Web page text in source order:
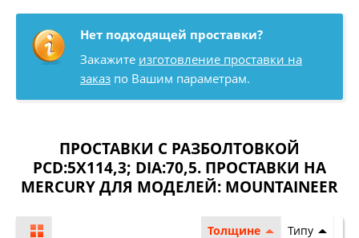
Нет подходящей проставки?
Закажите изготовление проставки на
заказ по Вашим параметрам.
ПРОСТАВКИ С РАЗБОЛТОВКОЙ
PCD:5X114,3; DIA:70,5. ПРОСТАВКИ НА
MERCURY ДЛЯ МОДЕЛЕЙ: MOUNTAINEER
Толщине Типу